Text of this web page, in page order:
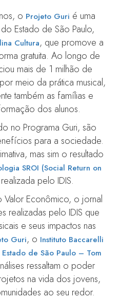
o Projeto Guri é uma
Estado de São Paulo,
Cultura, que promove a
gratuita. Ao longo de
mais de 1 milhão de
meio da prática musical,
também as famílias e
dos alunos.
no Programa Guri, são
para a sociedade.
mas sim o resultado
SROI (Social Return on
pelo IDIS.
Valor Econômico, o jornal
realizadas pelo IDIS que
e seus impactos nas
Guri, o Instituto Baccarelli
de São Paulo – Tom
ressaltam o poder
na vida dos jovens,
ao seu redor.